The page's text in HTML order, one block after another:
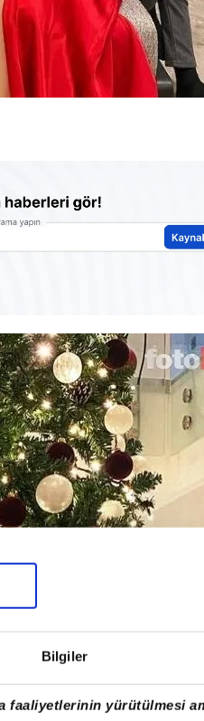
Bilgiler
yürütülmesi